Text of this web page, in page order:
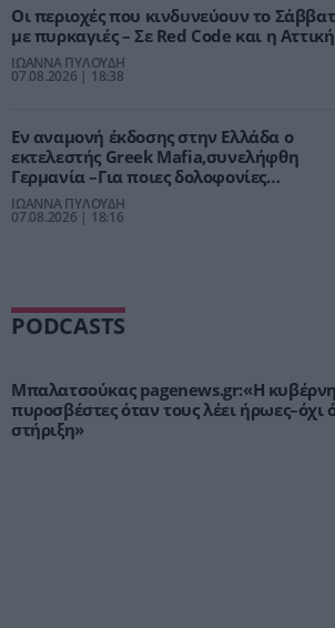
Οι περιοχές που κινδυνεύουν το
με πυρκαγιές – Σε Red Code και η Αττική
ΙΩΑΝΝΑ ΠΥΛΟΥΔΗ
07.08.2026 | 18:38
Εν αναμονή έκδοσης στην Ελλάδα ο
εκτελεστής Greek Mafia,συνελήφθη
Γερμανία –Για ποιες δολοφονίες
κατηγορείται
ΙΩΑΝΝΑ ΠΥΛΟΥΔΗ
07.08.2026 | 18:16
PODCASTS
Μπαλατσούκας pagenews.gr:«Η
πυροσβέστες όταν τους λέει ήρωες–όχι
στήριξη»